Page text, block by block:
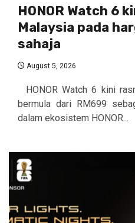
HONOR Watch 6
Malaysia pada
sahaja
August 5, 2026
HONOR Watch 6 kini
bermula dari RM699
dalam ekosistem HONOR...